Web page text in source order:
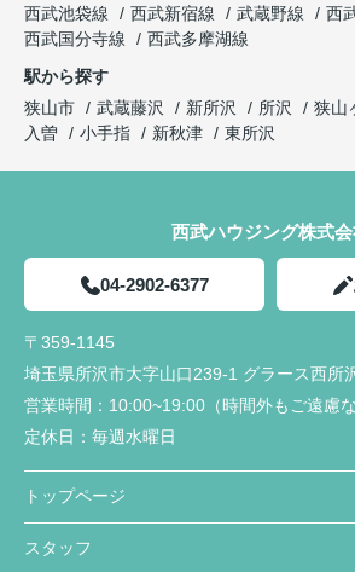
西武池袋線
西武新宿線 武蔵野線
西
西武国分寺線
西武多摩湖線
駅から探す
狭山市
武蔵藤沢 新所沢 所沢 狭山
入曽
小手指 新秋津 東所沢
西武ハウジング株式
04-2902-6377
〒359-1145
埼玉県所沢市大字山口239-1 グラース西所
営業時間： 10:00~19:00（時間外もご遠慮
定休日： 毎週水曜日
トップページ
スタッフ